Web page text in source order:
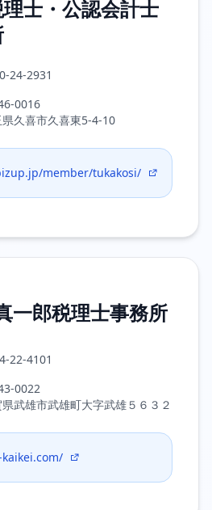
士・公認会計士
24-2931
0016
久喜市久喜東5-4-10
member/tukakosi/
一郎税理士事務所
22-4101
0022
武雄市武雄町大字武雄５６３２